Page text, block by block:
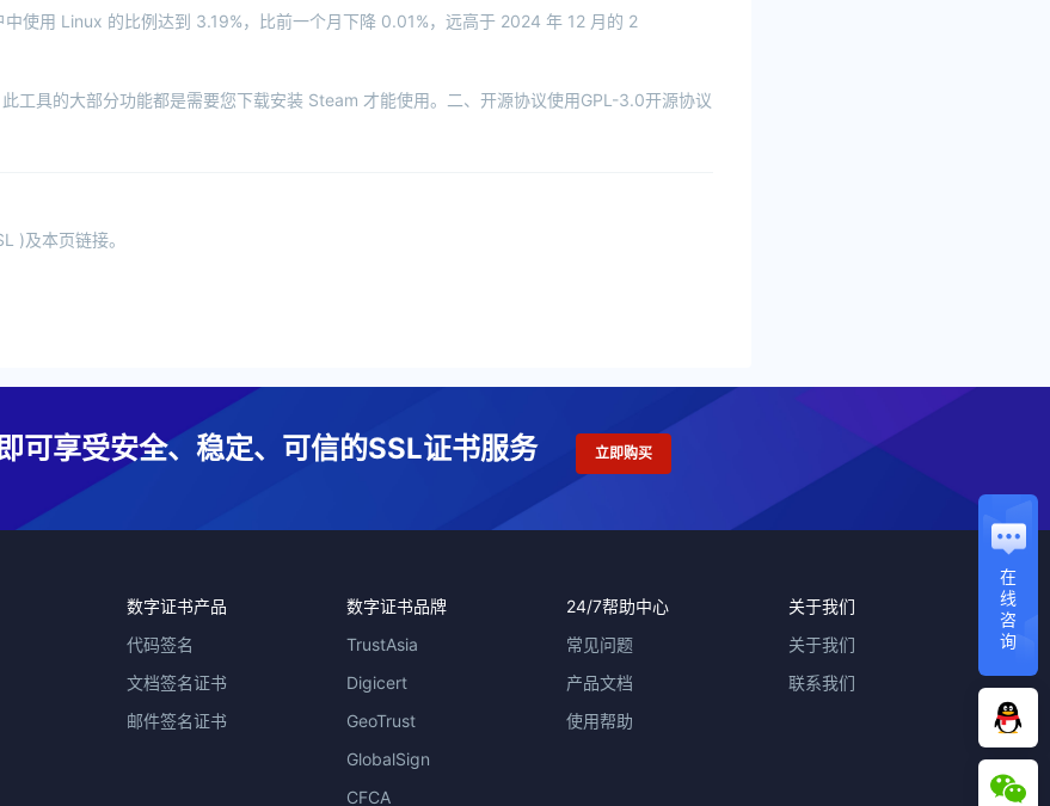
使用 Linux 的比例达到 3.19%，比前一个月下降 0.01%，远高于 2024 年 12 月的 2
具的大部分功能都是需要您下载安装 Steam 才能使用。二、开源协议使用GPL-3.0开源协议
)及本页链接。
在
线
咨
询
可享受安全、稳定、可信的SSL证书服务 立即购买
数字证书产品
代码签名
文档签名证书
邮件签名证书
数字证书品牌
TrustAsia
Digicert
GeoTrust
GlobalSign
CFCA
24/7帮助中心
常见问题
产品文档
使用帮助
关于我们
关于我们
联系我们